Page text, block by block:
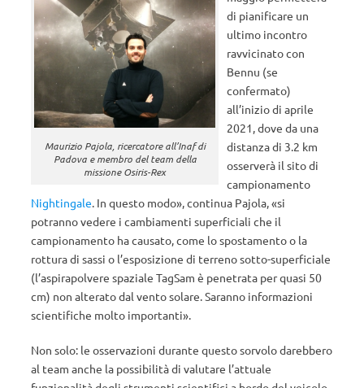
Maurizio Pajola, ricercatore all’Inaf di
Padova e membro del team della
missione Osiris-Rex
di pianificare un
ultimo incontro
ravvicinato con
Bennu (se
confermato)
all’inizio di aprile
2021, dove da una
distanza di 3.2 km
osserverà il sito di
campionamento
Nightingale. In questo modo», continua Pajola, «si
potranno vedere i cambiamenti superficiali che il
campionamento ha causato, come lo spostamento o la
rottura di sassi o l’esposizione di terreno sotto-superficiale
(l’aspirapolvere spaziale TagSam è penetrata per quasi 50
cm) non alterato dal vento solare. Saranno informazioni
scientifiche molto importanti».
Non solo: le osservazioni durante questo sorvolo darebbero
al team anche la possibilità di valutare l’attuale